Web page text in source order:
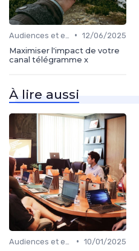
• 12/06/2025
Maximiser l'impact de votre
canal télégramme x
À lire aussi
• 10/01/2025